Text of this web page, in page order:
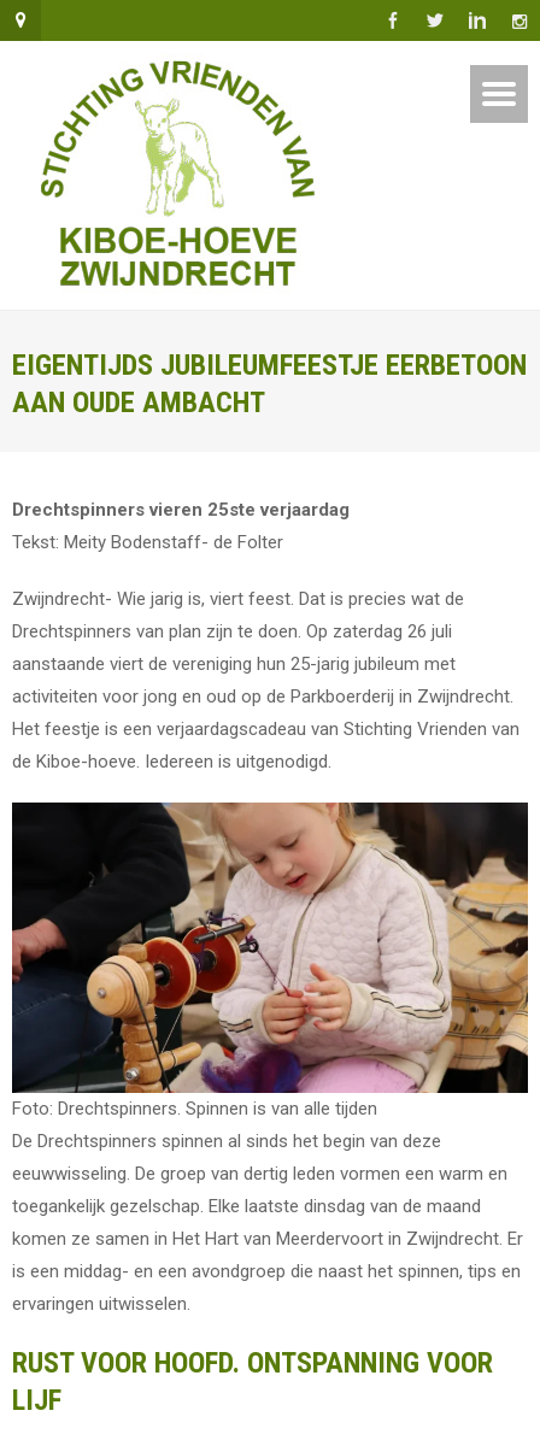
EIGENTIJDS JUBILEUMFEESTJE EERBETOON
AAN OUDE AMBACHT
Drechtspinners vieren 25ste verjaardag
Tekst: Meity Bodenstaff- de Folter
Zwijndrecht- Wie jarig is, viert feest. Dat is precies wat de
Drechtspinners van plan zijn te doen. Op zaterdag 26 juli
aanstaande viert de vereniging hun 25-jarig jubileum met
activiteiten voor jong en oud op de Parkboerderij in Zwijndrecht.
Het feestje is een verjaardagscadeau van Stichting Vrienden van
de Kiboe-hoeve. Iedereen is uitgenodigd.
Foto: Drechtspinners. Spinnen is van alle tijden
De Drechtspinners spinnen al sinds het begin van deze
eeuwwisseling. De groep van dertig leden vormen een warm en
toegankelijk gezelschap. Elke laatste dinsdag van de maand
komen ze samen in Het Hart van Meerdervoort in Zwijndrecht. Er
is een middag- en een avondgroep die naast het spinnen, tips en
ervaringen uitwisselen.
RUST VOOR HOOFD. ONTSPANNING VOOR
LIJF